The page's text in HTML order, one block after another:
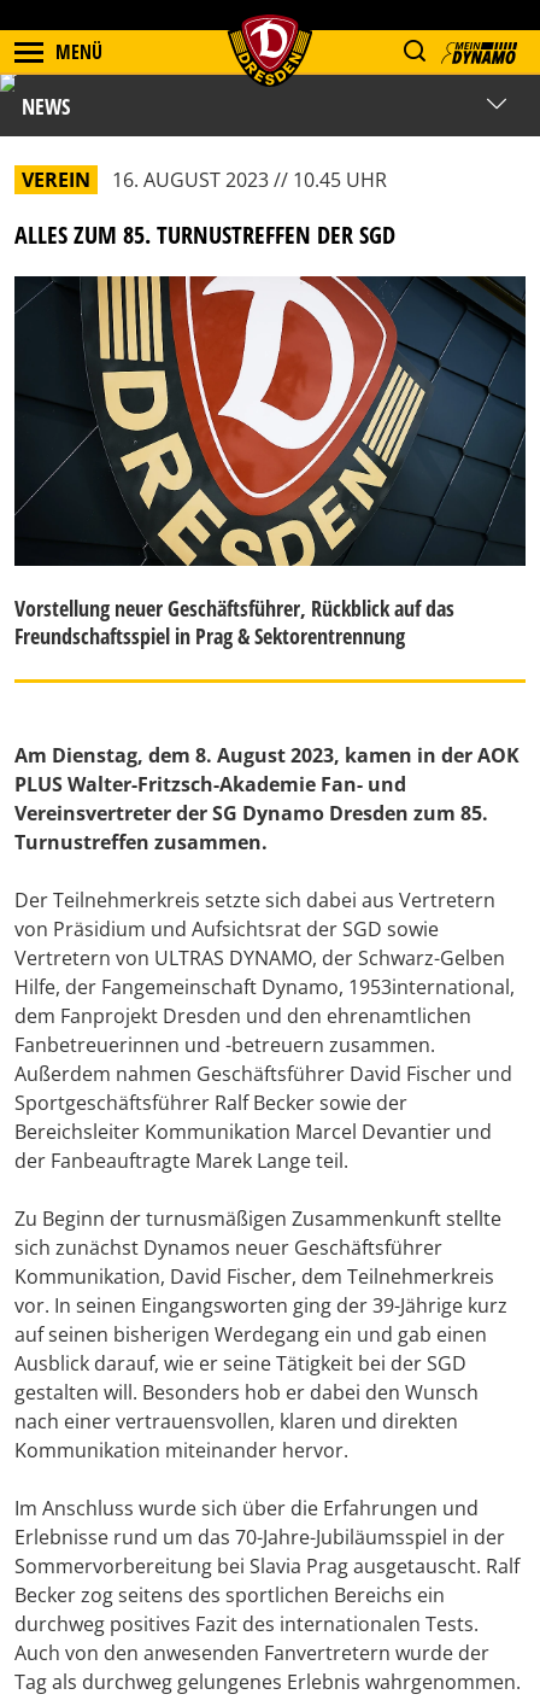
MENÜ
NEWS
VEREIN 16. AUGUST 2023 // 10.45 UHR
ALLES ZUM 85. TURNUSTREFFEN DER SGD
Vorstellung neuer Geschäftsführer, Rückblick auf das
Freundschaftsspiel in Prag & Sektorentrennung
Am Dienstag, dem 8. August 2023, kamen in der AOK
PLUS Walter-Fritzsch-Akademie Fan- und
Vereinsvertreter der SG Dynamo Dresden zum 85.
Turnustreffen zusammen.
Der Teilnehmerkreis setzte sich dabei aus Vertretern
von Präsidium und Aufsichtsrat der SGD sowie
Vertretern von ULTRAS DYNAMO, der Schwarz-Gelben
Hilfe, der Fangemeinschaft Dynamo, 1953international,
dem Fanprojekt Dresden und den ehrenamtlichen
Fanbetreuerinnen und -betreuern zusammen.
Außerdem nahmen Geschäftsführer David Fischer und
Sportgeschäftsführer Ralf Becker sowie der
Bereichsleiter Kommunikation Marcel Devantier und
der Fanbeauftragte Marek Lange teil.
Zu Beginn der turnusmäßigen Zusammenkunft stellte
sich zunächst Dynamos neuer Geschäftsführer
Kommunikation, David Fischer, dem Teilnehmerkreis
vor. In seinen Eingangsworten ging der 39-Jährige kurz
auf seinen bisherigen Werdegang ein und gab einen
Ausblick darauf, wie er seine Tätigkeit bei der SGD
gestalten will. Besonders hob er dabei den Wunsch
nach einer vertrauensvollen, klaren und direkten
Kommunikation miteinander hervor.
Im Anschluss wurde sich über die Erfahrungen und
Erlebnisse rund um das 70-Jahre-Jubiläumsspiel in der
Sommervorbereitung bei Slavia Prag ausgetauscht. Ralf
Becker zog seitens des sportlichen Bereichs ein
durchweg positives Fazit des internationalen Tests.
Auch von den anwesenden Fanvertretern wurde der
Tag als durchweg gelungenes Erlebnis wahrgenommen.